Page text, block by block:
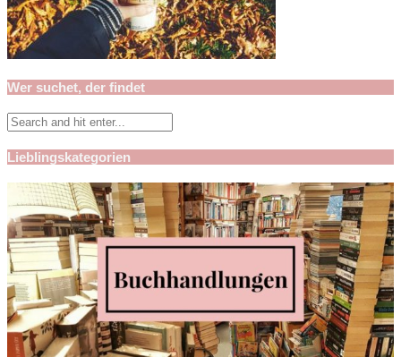
Wer suchet, der findet
Lieblingskategorien